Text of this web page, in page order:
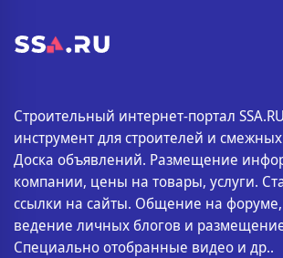
Строительный интернет-портал
инструмент для строителей и
Доска объявлений. Размещение
компании, цены на товары, услуги.
ссылки на сайты. Общение на форуме,
ведение личных блогов и
Специально отобранные видео и др..